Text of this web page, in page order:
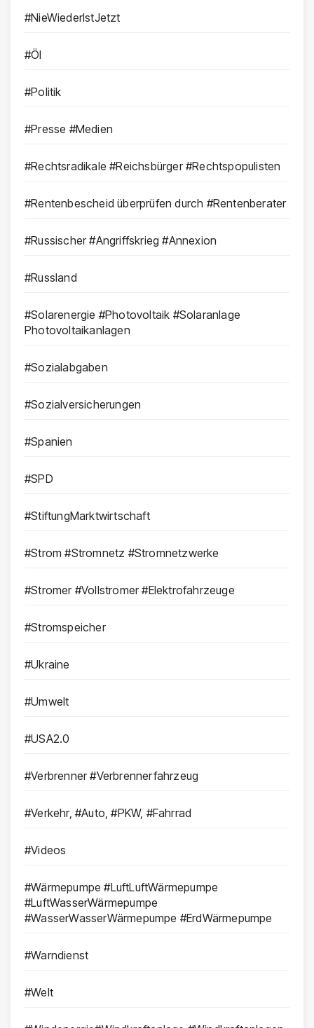
#NieWiederIstJetzt
#Öl
#Politik
#Presse #Medien
#Rechtsradikale #Reichsbürger #Rechtspopulisten
#Rentenbescheid überprüfen durch #Rentenberater
#Russischer #Angriffskrieg #Annexion
#Russland
#Solarenergie #Photovoltaik #Solaranlage
Photovoltaikanlagen
#Sozialabgaben
#Sozialversicherungen
#Spanien
#SPD
#StiftungMarktwirtschaft
#Strom #Stromnetz #Stromnetzwerke
#Stromer #Vollstromer #Elektrofahrzeuge
#Stromspeicher
#Ukraine
#Umwelt
#USA2.0
#Verbrenner #Verbrennerfahrzeug
#Verkehr, #Auto, #PKW, #Fahrrad
#Videos
#Wärmepumpe #LuftLuftWärmepumpe
#LuftWasserWärmepumpe
#WasserWasserWärmepumpe #ErdWärmepumpe
#Warndienst
#Welt